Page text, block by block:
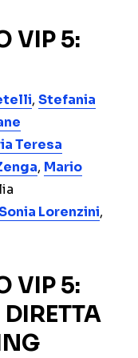
VIP 5:
, Stefania
Teresa
, Mario
Lorenzini,
VIP 5: